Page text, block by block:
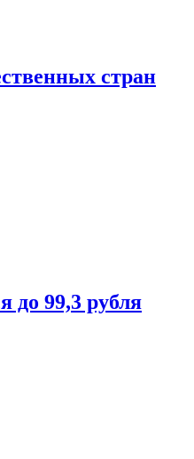
стран
до 99,3 рубля